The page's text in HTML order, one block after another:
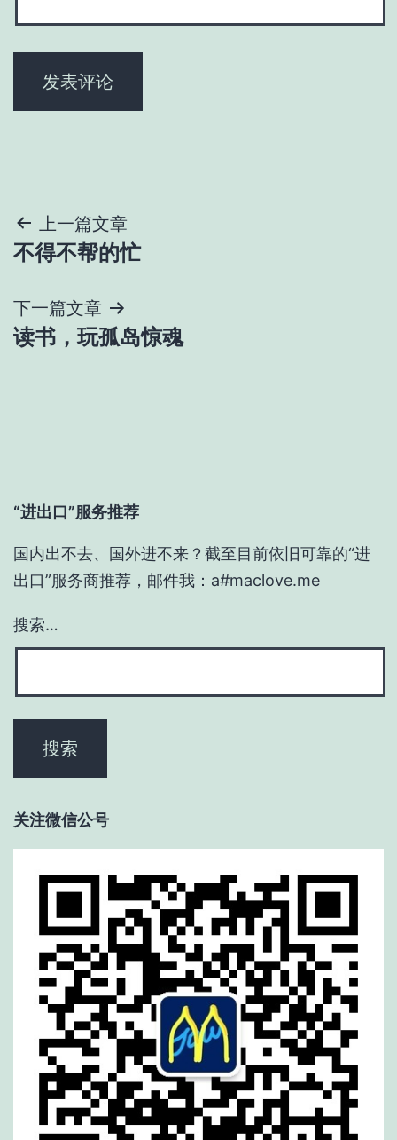
文
章
导
航
上一篇文章
不得不帮的忙
下一篇文章
读书，玩孤岛惊魂
“进出口”服务推荐
国内出不去、国外进不来？截至目前依旧可靠的“进
出口”服务商推荐，邮件我：a#maclove.me
搜索…
关注微信公号